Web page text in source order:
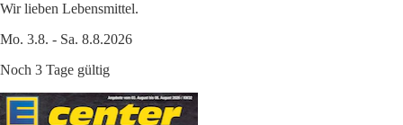
Wir lieben Lebensmittel.
Mo. 3.8. - Sa. 8.8.2026
Noch 3 Tage gültig